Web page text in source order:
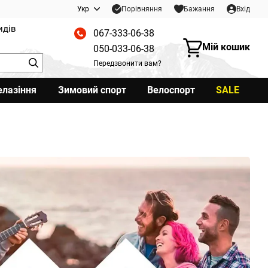
Укр Порівняння Бажання Вхід
067-333-06-38
050-033-06-38
Передзвонити вам?
Мій кошик
Зимовий спорт Велоспорт SALE